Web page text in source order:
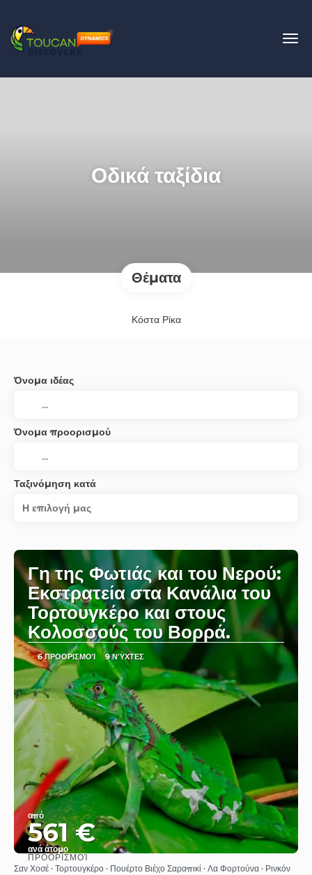
Οδικά ταξίδια
Θέματα
Κόστα Ρίκα
Όνομα ιδέας
Όνομα προορισμού
Ταξινόμηση κατά
Η επιλογή μας
Γη της Φωτιάς και του Νερού:
Εκστρατεία στα Κανάλια του
Τορτουγκέρο και στους
Κολοσσούς του Βορρά.
6 ΠΡΟΟΡΙΣΜΟΊ 9 ΝΎΧΤΕΣ
από
561 €
ανά άτομο
Βλέπω
ΠΡΟΟΡΙΣΜΟΊ
Σαν Χοσέ · Τορτουγκέρο · Πουέρτο Βιέχο Σαραπικί · Λα Φορτούνα · Ρινκόν